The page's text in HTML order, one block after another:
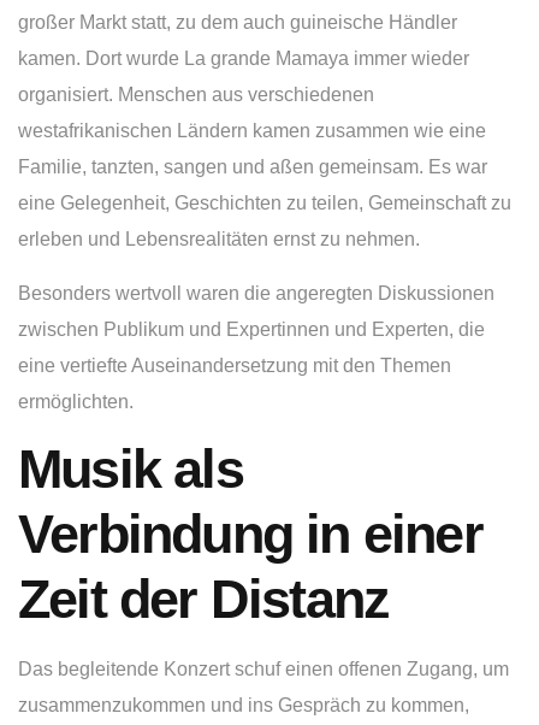
großer Markt statt, zu dem auch guineische Händler
kamen. Dort wurde La grande Mamaya immer wieder
organisiert. Menschen aus verschiedenen
westafrikanischen Ländern kamen zusammen wie eine
Familie, tanzten, sangen und aßen gemeinsam. Es war
eine Gelegenheit, Geschichten zu teilen, Gemeinschaft zu
erleben und Lebensrealitäten ernst zu nehmen.
Besonders wertvoll waren die angeregten Diskussionen
zwischen Publikum und Expertinnen und Experten, die
eine vertiefte Auseinandersetzung mit den Themen
ermöglichten.
Musik als
Verbindung in einer
Zeit der Distanz
Das begleitende Konzert schuf einen offenen Zugang, um
zusammenzukommen und ins Gespräch zu kommen,